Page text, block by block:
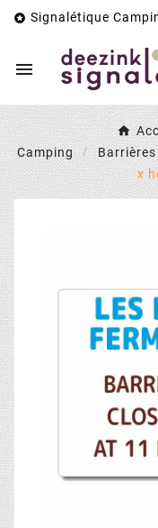
 Signalétique

Camping
Barrières
x